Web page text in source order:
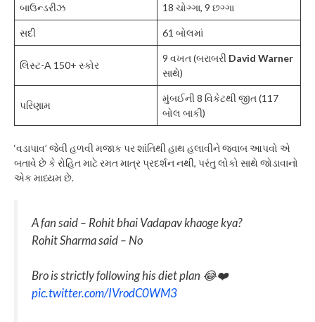
બાઉન્ડરીઝ 18 ચોગ્ગા, 9 છગ્ગા
સદી 61 બોલમાં
લિસ્ટ-A 150+ સ્કોર
9 વખત (બરાબરી David Warner
સાથે)
પરિણામ
મુંબઈની 8 વિકેટથી જીત (117
બોલ બાકી)
‘વડાપાવ’ જેવી હળવી મજાક પર શાંતિથી હાથ હલાવીને જવાબ આપવો એ
બતાવે છે કે રોહિત માટે રમત માત્ર પ્રદર્શન નથી, પરંતુ લોકો સાથે જોડાવાનો
એક માધ્યમ છે.
A fan said – Rohit bhai Vadapav khaoge kya?
Rohit Sharma said – No
Bro is strictly following his diet plan 😂❤️
pic.twitter.com/IVrodC0WM3